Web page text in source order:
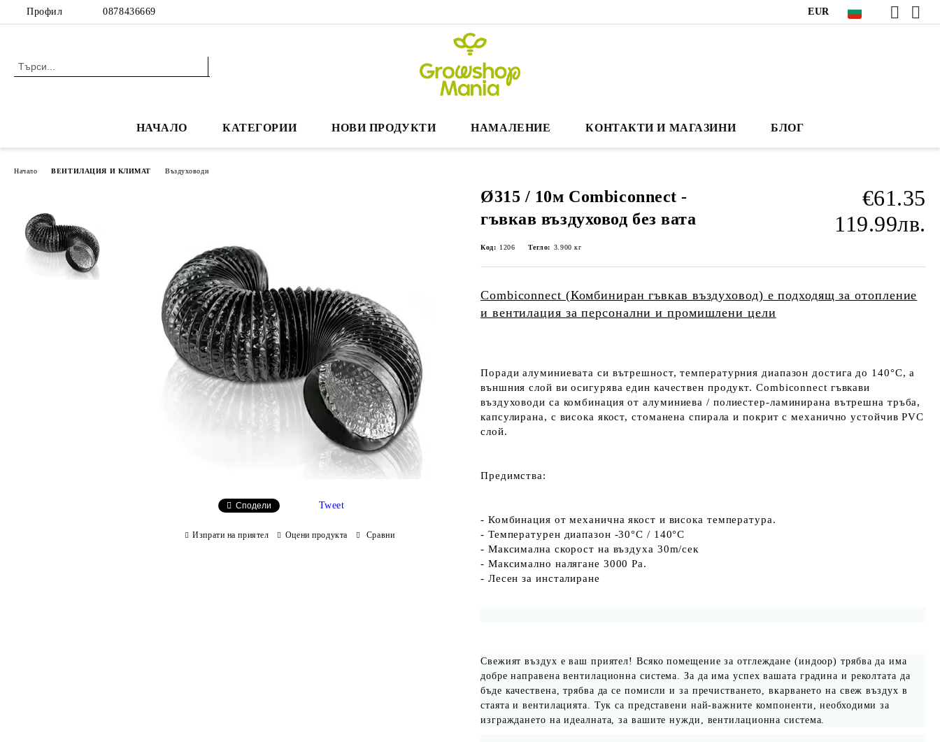
Профил 0878436669 EUR
НАЧАЛО КАТЕГОРИИ НОВИ ПРОДУКТИ НАМАЛЕНИЕ КОНТАКТИ И МАГАЗИНИ БЛОГ
Начало ВЕНТИЛАЦИЯ И КЛИМАТ Въздуховоди
Ø315 / 10м Combiconnect -
гъвкав въздуховод без вата
€61.35
119.99лв.
Код: 1206 Тегло: 3.900 кг
Combiconnect (Комбиниран гъвкав въздуховод) е подходящ за отопление
и вентилация за персонални и промишлени цели
Поради алуминиевата си вътрешност, температурния диапазон достига до 140°С, а
външния слой ви осигурява един качествен продукт. Combiconnect гъвкави
въздуховоди са комбинацияот алуминиева / полиестер-ламинирана вътрешна тръба,
капсулирана, с висока якост, стоманена спирала и покрит с механично устойчив PVC
слой.
Предимства:
- Комбинация от механична якост и висока температура.
- Температурен диапазон -30°C / 140°C
- Максимална скорост на въздуха 30m/сек
- Максимално налягане 3000 Pa.
- Лесен за инсталиране
Свежият въздух е ваш приятел! Всяко помещение за отглеждане (индоор) трябва да има
добре направена вентилационна система. За да има успех вашата градина и реколтата да
бъде качествена, трябва да се помисли и за пречистването, вкарването на свеж въздух в
стаята и вентилацията. Тук са представени най-важните компоненти, необходими за
изграждането на идеалната, за вашите нужди, вентилационна система.
Сподели Tweet
Изпрати на приятел Оцени продукта Сравни